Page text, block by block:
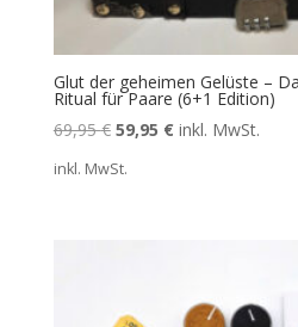
Glut der geheimen Gelüste –
Ritual für Paare (6+1 Edition)
69,95€ Ursprünglicher
59,95 €Aktueller
inkl. MwSt.
inkl. MwSt.